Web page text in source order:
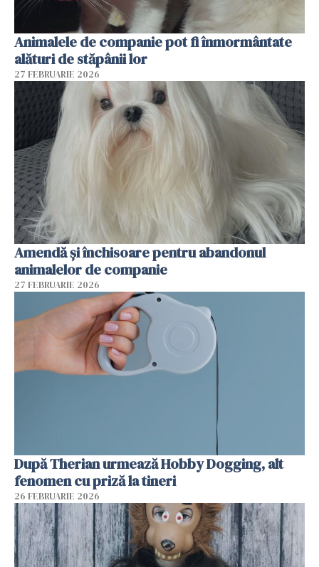
Animalele de companie pot fi înmormântate
alături de stăpânii lor
27 FEBRUARIE 2026
Amendă și închisoare pentru abandonul
animalelor de companie
27 FEBRUARIE 2026
După Therian urmează Hobby Dogging, alt
fenomen cu priză la tineri
26 FEBRUARIE 2026